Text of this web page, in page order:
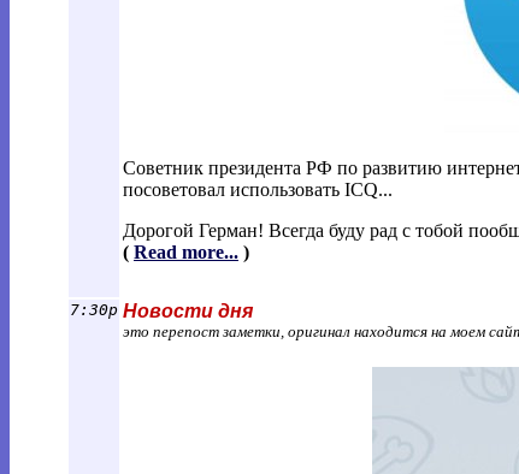
Советник президента РФ по развитию
посоветовал использовать ICQ...
Дорогой Герман! Всегда буду рад с тобой
( Read more... )
7:30p Новости дня
это перепост заметки, оригинал находится на моем